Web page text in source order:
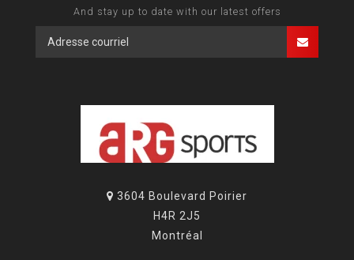
And stay up to date with our latest offers
3604 Boulevard Poirier
H4R 2J5
Montréal